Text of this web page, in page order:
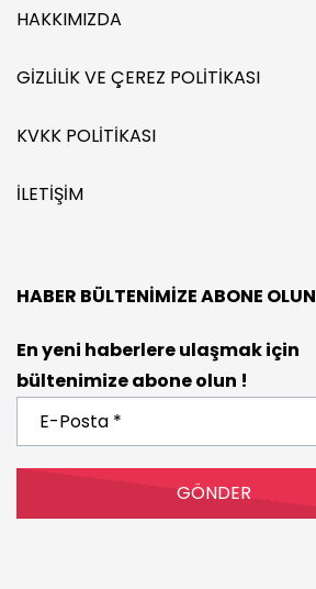
HAKKIMIZDA
GIZLILIK VE ÇEREZ POLITIKASI
KVKK POLITIKASI
İLETIŞIM
HABER BÜLTENIMIZE ABONE OLUN
En yeni haberlere ulaşmak için
bültenimize abone olun !
Posta
*